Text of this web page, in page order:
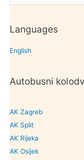
Languages
English
Autobusni
AK Zagreb
AK Split
AK Rijeka
AK Osijek